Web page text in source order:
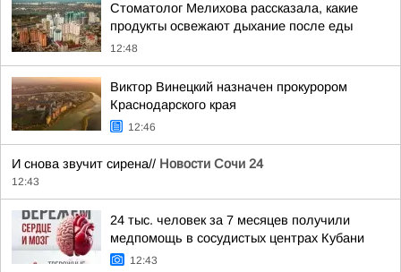
Стоматолог Мелихова рассказала, какие
продукты освежают дыхание после еды
12:48
Виктор Винецкий назначен прокурором
Краснодарского края
12:46
И снова звучит сирена// Новости Сочи 24
12:43
24 тыс. человек за 7 месяцев получили
медпомощь в сосудистых центрах Кубани
12:43